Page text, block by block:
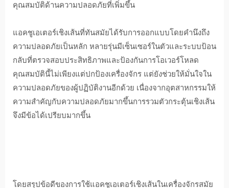
คุณสมบัติด้านความปลอดภัยที่เพิ่มขึ้น
แอคชูเอเตอร์เชิงเส้นที่ทันสมัยได้รับการออกแบบโดยคํานึงถึง
ความปลอดภัยเป็นหลัก หลายรุ่นมีเซ็นเซอร์ในตัวและระบบป้อน
กลับที่ตรวจสอบประสิทธิภาพและป้องกันการโอเวอร์โหลด
คุณสมบัตินี้ไม่เพียงแต่ปกป้องเครื่องจักร แต่ยังช่วยให้มั่นใจใน
ความปลอดภัยของผู้ปฏิบัติงานอีกด้วย เนื่องจากอุตสาหกรรมให้
ความสําคัญกับความปลอดภัยมากขึ้นการรวมตัวกระตุ้นเชิงเส้น
จึงมีข้อได้เปรียบมากขึ้น
โดยสรุปข้อดีของการใช้แอคชูเอเตอร์เชิงเส้นในเครื่องจักรสมัย